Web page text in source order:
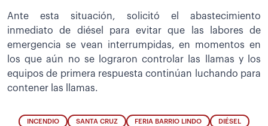
Ante esta situación, solicitó el abastecimiento
inmediato de diésel para evitar que las labores de
emergencia se vean interrumpidas, en momentos en
los que aún no se lograron controlar las llamas y los
equipos de primera respuesta continúan luchando para
contener las llamas.
INCENDIO SANTA CRUZ FERIA BARRIO LINDO DIÉSEL